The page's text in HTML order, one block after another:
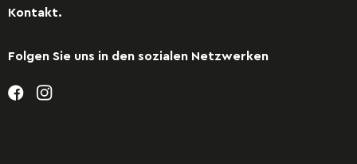
Kontakt.
Folgen Sie uns in den sozialen Netzwerken